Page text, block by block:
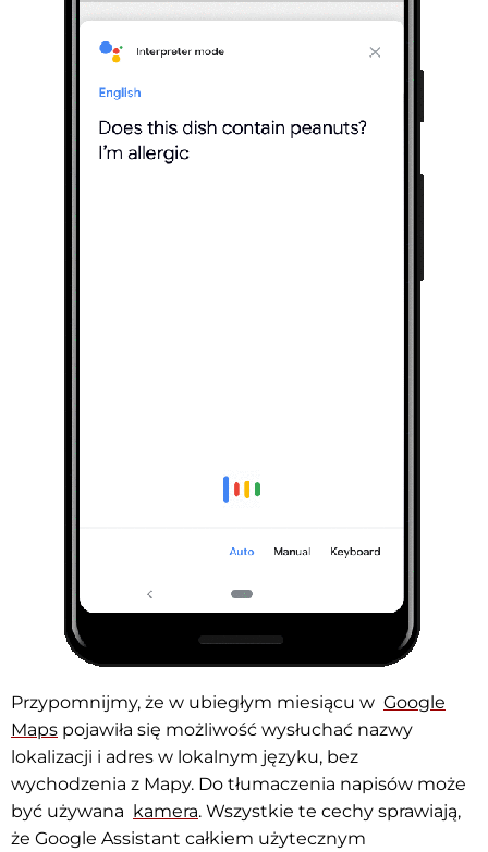
Przypomnijmy, że w ubiegłym miesiącu w Google
Maps pojawiła się możliwość wysłuchać nazwy
lokalizacji i adres w lokalnym języku, bez
wychodzenia z Mapy. Do tłumaczenia napisów może
być używana kamera. Wszystkie te cechy sprawiają,
że Google Assistant całkiem użytecznym